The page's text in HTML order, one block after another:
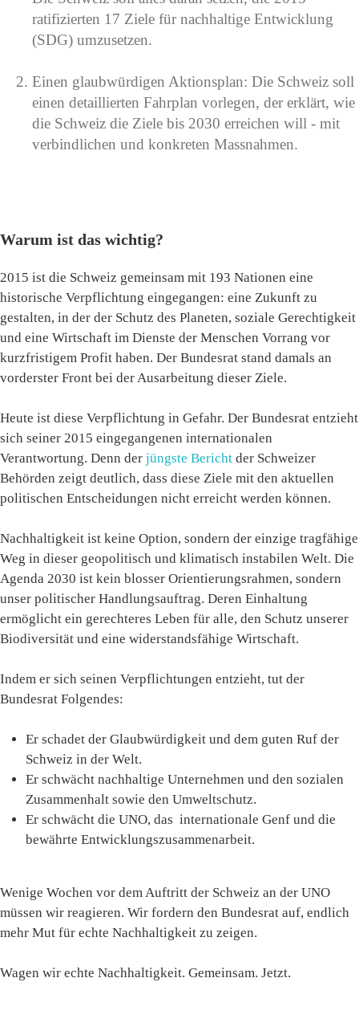
ratifizierten 17 Ziele für nachhaltige Entwicklung
(SDG) umzusetzen.
Einen glaubwürdigen Aktionsplan: Die Schweiz soll
einen detaillierten Fahrplan vorlegen, der erklärt, wie
die Schweiz die Ziele bis 2030 erreichen will - mit
verbindlichen und konkreten Massnahmen.
Warum ist das wichtig?
2015 ist die Schweiz gemeinsam mit 193 Nationen eine
historische Verpflichtung eingegangen: eine Zukunft zu
gestalten, in der der Schutz des Planeten, soziale Gerechtigkeit
und eine Wirtschaft im Dienste der Menschen Vorrang vor
kurzfristigem Profit haben. Der Bundesrat stand damals an
vorderster Front bei der Ausarbeitung dieser Ziele.
Heute ist diese Verpflichtung in Gefahr. Der Bundesrat entzieht
sich seiner 2015 eingegangenen internationalen
Verantwortung. Denn der jüngste Bericht der Schweizer
Behörden zeigt deutlich, dass diese Ziele mit den aktuellen
politischen Entscheidungen nicht erreicht werden können.
Nachhaltigkeit ist keine Option, sondern der einzige tragfähige
Weg in dieser geopolitisch und klimatisch instabilen Welt. Die
Agenda 2030 ist kein blosser Orientierungsrahmen, sondern
unser politischer Handlungsauftrag. Deren Einhaltung
ermöglicht ein gerechteres Leben für alle, den Schutz unserer
Biodiversität und eine widerstandsfähige Wirtschaft.
Indem er sich seinen Verpflichtungen entzieht, tut der
Bundesrat Folgendes:
Er schadet der Glaubwürdigkeit und dem guten Ruf der
Schweiz in der Welt.
Er schwächt nachhaltige Unternehmen und den sozialen
Zusammenhalt sowie den Umweltschutz.
Er schwächt die UNO, das internationale Genf und die
bewährte Entwicklungszusammenarbeit.
Wenige Wochen vor dem Auftritt der Schweiz an der UNO
müssen wir reagieren. Wir fordern den Bundesrat auf, endlich
mehr Mut für echte Nachhaltigkeit zu zeigen.
Wagen wir echte Nachhaltigkeit. Gemeinsam. Jetzt.